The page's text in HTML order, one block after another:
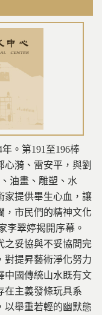
。第191至196棒
漪、雷安平，與劉
油畫、雕塑、水
家提供畢生心血，讓
，市民們的精神文化
翠婷揭開序幕。
之妥協與不妥協間完
對提昇藝術淨化努力
中國傳統山水既有文
在主義發條玩具系
以舉重若輕的幽默態